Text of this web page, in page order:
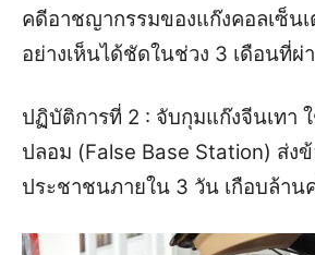
คดีอาชญากรรมของแก๊งคอลเซ็นเ
อย่างเห็นได้ชัดในช่วง 3 เดือนที่ผ่
ปฏิบัติการที่ 2 : จับกุมแก๊งจีนเทา ใ
ปลอม (False Base Station) ส่ง
ประชาชนภายใน 3 วัน เกือบล้าน